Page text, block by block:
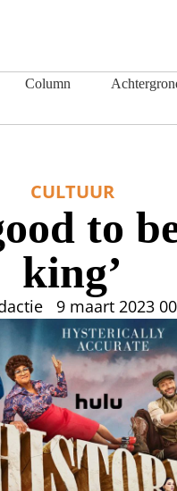
Column
CULTUUR
to
king’
9 maart 2023